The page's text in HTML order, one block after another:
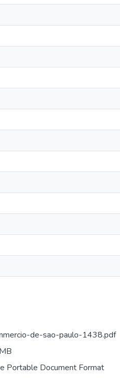
de-sao-paulo-1438.pdf
Portable Document Format